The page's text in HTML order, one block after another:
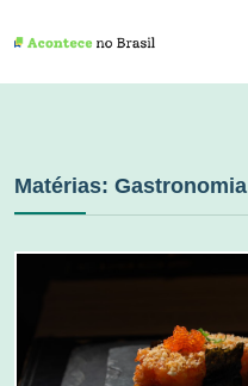
Matérias: Gastronomia